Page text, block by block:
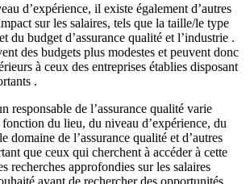
d’expérience, il existe également d’autres
sur les salaires, tels que la taille/le type
du budget d’assurance qualité et l’industrie .
des budgets plus modestes et peuvent donc
à ceux des entreprises établies disposant
.
responsable de l’assurance qualité varie
du lieu, du niveau d’expérience, du
domaine de l’assurance qualité et d’autres
que ceux qui cherchent à accéder à cette
recherches approfondies sur les salaires
avant de rechercher des opportunités